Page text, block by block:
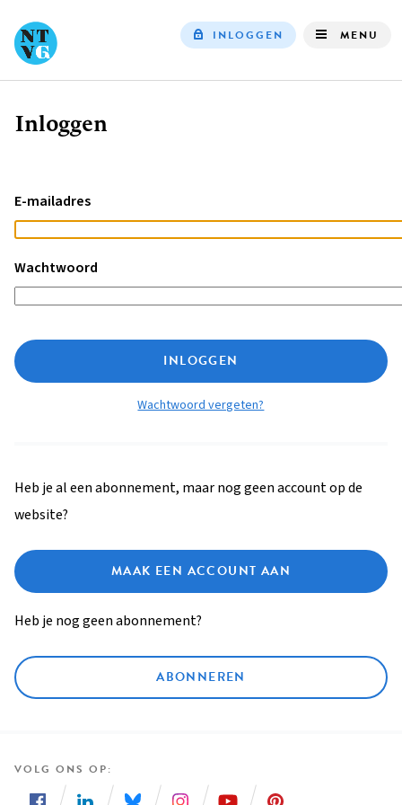
INLOGGEN MENU
Kruimelpad
Inloggen
E-mailadres
Wachtwoord
INLOGGEN
Wachtwoord vergeten?
Heb je al een abonnement, maar nog geen account op de
website?
MAAK EEN ACCOUNT AAN
Heb je nog geen abonnement?
ABONNEREN
VOLG ONS OP